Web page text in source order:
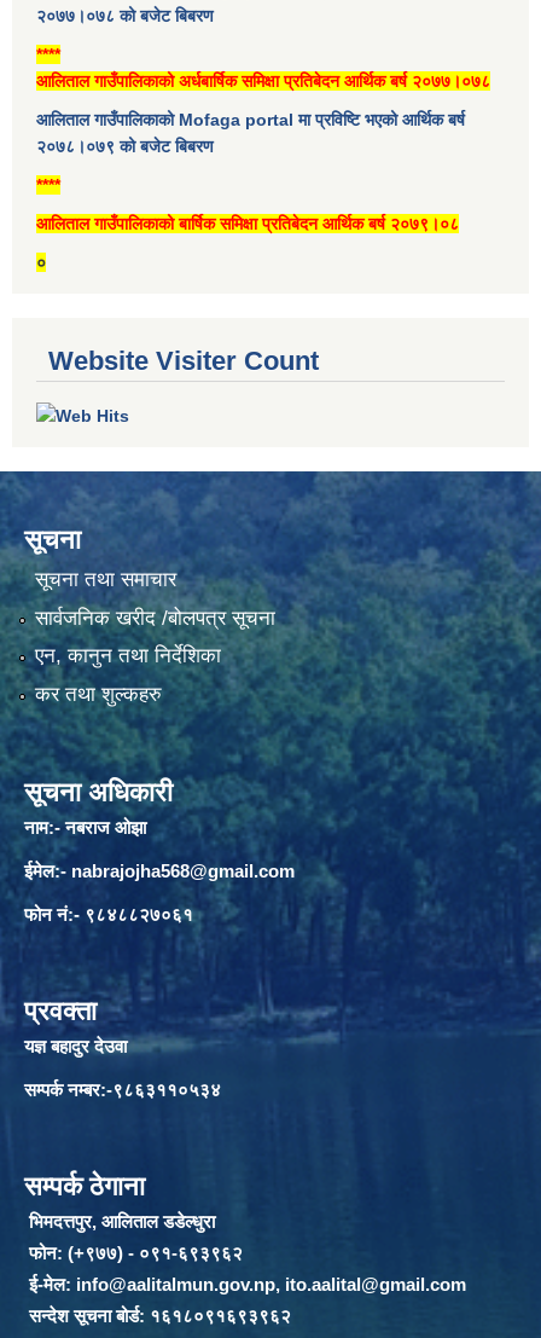
२०७७।०७८ को बजेट बिबरण
****
आलिताल गाउँपालिकाको अर्धबार्षिक समिक्षा प्रतिबेदन आर्थिक बर्ष २०७७।०७८
आलिताल गाउँपालिकाको Mofaga portal मा प्रविष्टि भएको आर्थिक बर्ष
२०७८।०७९ को बजेट बिबरण
****
आलिताल गाउँपालिकाको बार्षिक समिक्षा प्रतिबेदन आर्थिक बर्ष २०७९।०८
०
Website Visiter Count
सूचना
सूचना तथा समाचार
सार्वजनिक खरीद /बोलपत्र सूचना
एन, कानुन तथा निर्देशिका
कर तथा शुल्कहरु
सूचना अधिकारी
नाम:- नबराज ओझा
ईमेल:- nabrajojha568@gmail.com
फोन नं:- ९८४८८२७०६१
प्रवक्ता
यज्ञ बहादुर देउवा
सम्पर्क नम्बर:-९८६३११०५३४
सम्पर्क ठेगाना
भिमदत्तपुर, आलिताल डडेल्धुरा
फोन: (+९७७) - ०९१-६९३९६२
ई-मेल: info@aalitalmun.gov.np, ito.aalital@gmail.com
सन्देश सूचना बोर्ड: १६१८०९१६९३९६२